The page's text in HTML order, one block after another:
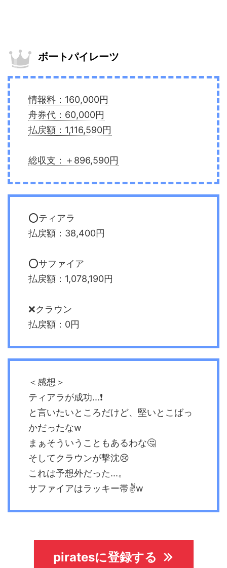
ボートパイレーツ
情報料：160,000円
舟券代：60,000円
払戻額：1,116,590円
総収支：＋896,590円
⭕️ティアラ
払戻額：38,400円
⭕️サファイア
払戻額：1,078,190円
❌クラウン
払戻額：0円
＜感想＞
ティアラが成功...❗️
と言いたいところだけど、堅いとこばっ
かだったなw
まぁそういうこともあるわな🤔
そしてクラウンが撃沈😢
これは予想外だった...。
サファイアはラッキー帯✌️w
piratesに登録する